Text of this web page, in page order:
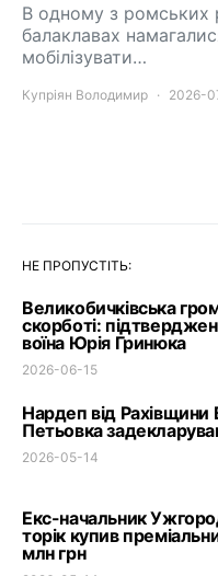
В одному з ромських
балаклавах
мобілізувати…
Купріян Володимир 2026-
НЕ ПРОПУСТІТЬ:
Великобичківська
скорботі:
воїна Юрія Гринюка
2026-06-15
Нардеп від Рахівщини
Петьовка
2026-05-14
Екс-начальник
торік купив
млн грн